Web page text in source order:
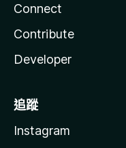
Connect
Contribute
Developer
追蹤
Instagram